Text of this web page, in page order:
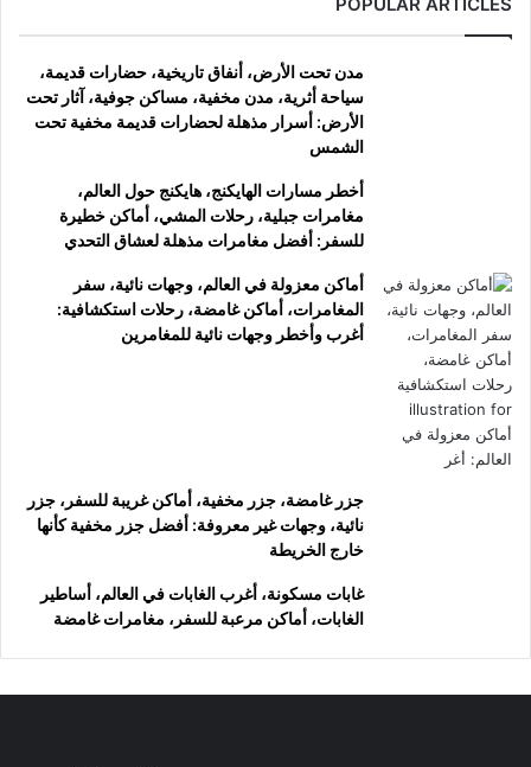
مدن تحت الأرض، أنفاق تاريخية، حضارات قديمة،
سياحة أثرية، مدن مخفية، مساكن جوفية، آثار تحت
الأرض: أسرار مذهلة لحضارات قديمة مخفية تحت
الشمس
أخطر مسارات الهايكنج، هايكنج حول العالم،
مغامرات جبلية، رحلات المشي، أماكن خطيرة
للسفر: أفضل مغامرات مذهلة لعشاق التحدي
أماكن معزولة في العالم، وجهات نائية، سفر
المغامرات، أماكن غامضة، رحلات استكشافية:
أغرب وأخطر وجهات نائية للمغامرين
جزر غامضة، جزر مخفية، أماكن غريبة للسفر، جزر
نائية، وجهات غير معروفة: أفضل جزر مخفية كأنها
خارج الخريطة
غابات مسكونة، أغرب الغابات في العالم، أساطير
الغابات، أماكن مرعبة للسفر، مغامرات غامضة